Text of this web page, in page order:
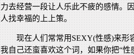
力去经营一段让人乐此不疲的感情。
人找幸福的上上策。
现在人们常常用SEXY(性感)来形
我自己还蛮喜欢这个词，如果你把“